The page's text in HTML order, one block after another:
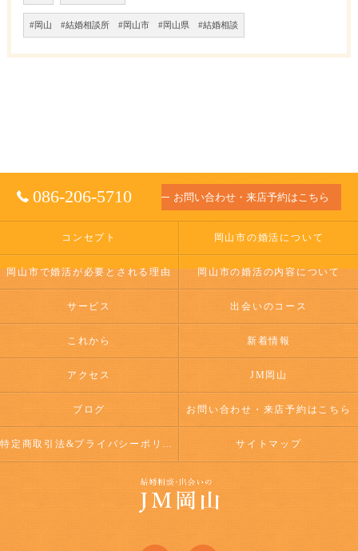
#岡山 #結婚相談所 #岡山市 #岡山県 #結婚相談
086-206-5710 お問い合わせ・来店予約はこちら
コンセプト 岡山市の婚活について
岡山市で婚活が必要とされる理由 岡山市の婚活の内容について
サービス 出会いのコース
これから 新着情報
アクセス JM岡山
ブログ お問い合わせ・来店予約はこちら
特定商取引法&プライバシーポリシー サイトマップ